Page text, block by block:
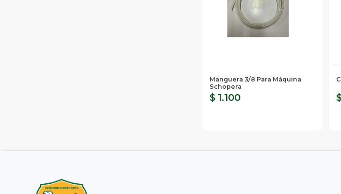
Manguera 3/8 Para Máquina
Schopera
$ 1.100